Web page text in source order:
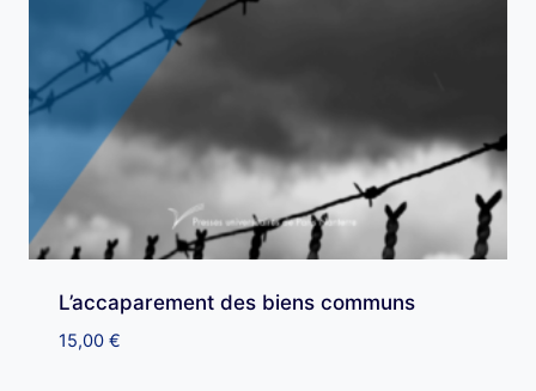
L’accaparement des biens communs
15,00 €